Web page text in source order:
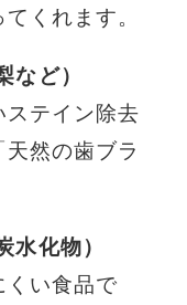
くれます。
など）
ステイン除去
然の歯ブラ
水化物）
くい食品で